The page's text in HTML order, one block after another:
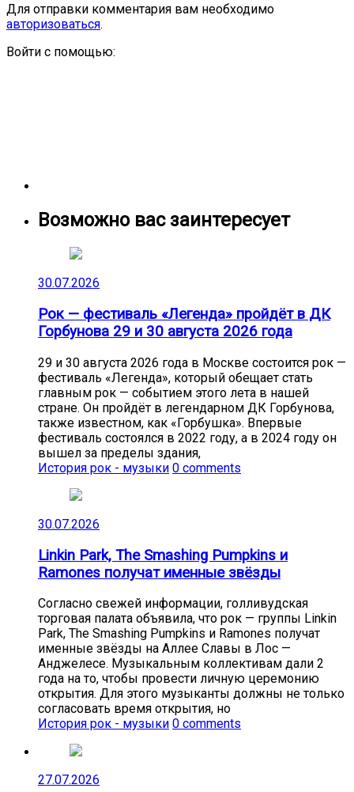
Для отправки комментария вам необходимо
авторизоваться.
Войти с помощью:
Возможно вас заинтересует
30.07.2026
Рок — фестиваль «Легенда» пройдёт в ДК
Горбунова 29 и 30 августа 2026 года
29 и 30 августа 2026 года в Москве состоится рок —
фестиваль «Легенда», который обещает стать
главным рок — событием этого лета в нашей
стране. Он пройдёт в легендарном ДК Горбунова,
также известном, как «Горбушка». Впервые
фестиваль состоялся в 2022 году, а в 2024 году он
вышел за пределы здания,
История рок - музыки 0 comments
30.07.2026
Linkin Park, The Smashing Pumpkins и
Ramones получат именные звёзды
Согласно свежей информации, голливудская
торговая палата объявила, что рок — группы Linkin
Park, The Smashing Pumpkins и Ramones получат
именные звёзды на Аллее Славы в Лос —
Анджелесе. Музыкальным коллективам дали 2
года на то, чтобы провести личную церемонию
открытия. Для этого музыканты должны не только
согласовать время открытия, но
История рок - музыки 0 comments
27.07.2026